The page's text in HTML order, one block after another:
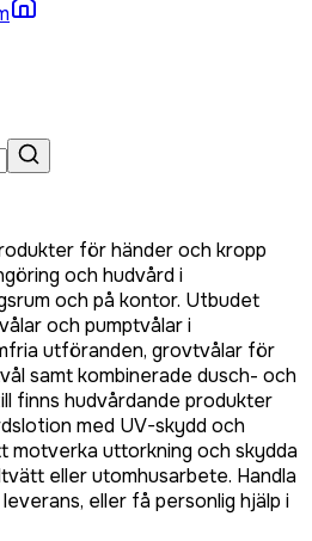
för händer och kropp
och hudvård i
och på kontor. Utbudet
och pumptvålar i
utföranden, grovtvålar för
samt kombinerade dusch- och
finns hudvårdande produkter
med UV-skydd och
motverka uttorkning och skydda
eller utomhusarbete. Handla
eller få personlig hjälp i